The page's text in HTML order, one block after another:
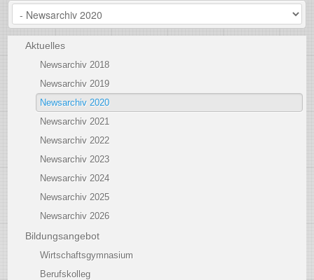
Aktuelles
Newsarchiv 2018
Newsarchiv 2019
Newsarchiv 2020
Newsarchiv 2021
Newsarchiv 2022
Newsarchiv 2023
Newsarchiv 2024
Newsarchiv 2025
Newsarchiv 2026
Bildungsangebot
Wirtschaftsgymnasium
Berufskolleg